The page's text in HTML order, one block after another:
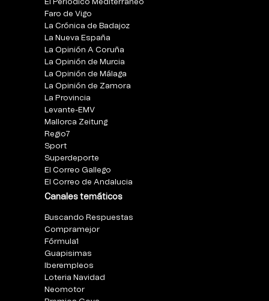
El Periódico Mediterráneo
Faro de Vigo
La Crónica de Badajoz
La Nueva España
La Opinión A Coruña
La Opinión de Murcia
La Opinión de Málaga
La Opinión de Zamora
La Provincia
Levante-EMV
Mallorca Zeitung
Regio7
Sport
Superdeporte
El Correo Gallego
El Correo de Andalucia
Canales temáticos
Buscando Respuestas
Compramejor
Fórmula1
Guapisimas
Iberempleos
Loteria Navidad
Neomotor